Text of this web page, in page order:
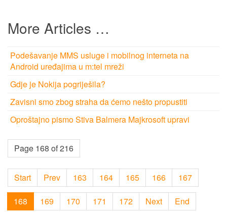
More Articles …
Podešavanje MMS usluge i mobilnog interneta na
Android uređajima u m:tel mreži
Gdje je Nokija pogriješila?
Zavisni smo zbog straha da ćemo nešto propustiti
Oproštajno pismo Stiva Balmera Majkrosoft upravi
Page 168 of 216
Start Prev 163 164 165 166 167
168 169 170 171 172 Next End